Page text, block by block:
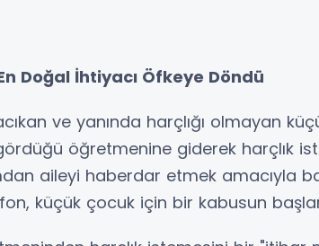
Doğal İhtiyacı Öfkeye Döndü
ve yanında harçlığı olmayan
öğretmenine giderek harçlık
aileyi haberdar etmek amacıyla
küçük çocuk için bir kabusun